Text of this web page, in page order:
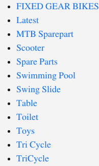
FIXED GEAR BIKES
Latest
MTB Sparepart
Scooter
Spare Parts
Swimming Pool
Swing Slide
Table
Toilet
Toys
Tri Cycle
TriCycle